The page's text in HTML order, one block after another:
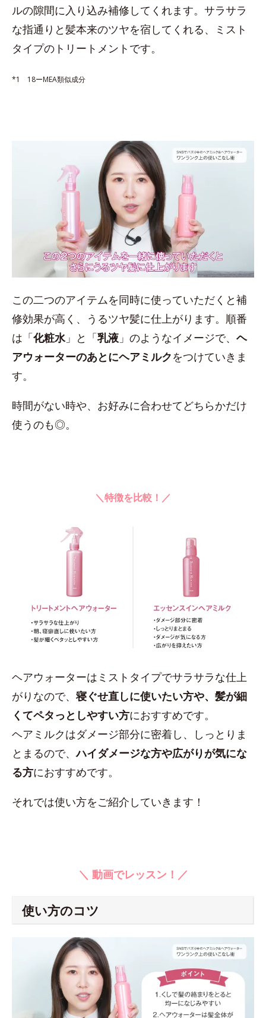
ルの隙間に入り込み補修してくれます。サラサラ
な指通りと髪本来のツヤを宿してくれる、ミスト
タイプのトリートメントです。
*1 18ーMEA類似成分
この二つのアイテムを同時に使っていただくと補
修効果が高く、うるツヤ髪に仕上がります。順番
は「化粧水」と「乳液 」のようなイメージで、 ヘ
アウォーターのあとにヘアミルクをつけていきま
す。
時間がない時や、お好みに合わせてどちらかだけ
使うのも◎。
＼特徴を比較！／
ヘアウォーターはミストタイプでサラサラな仕上
がりなので、寝ぐせ直しに使いたい方や、髪が細
くてペタっとしやすい方におすすめです。
ヘアミルクはダメージ部分に密着し、しっとりま
とまるので、ハイダメージな方や広がりが気にな
る方におすすめです。
それでは使い方をご紹介していきます！
＼ 動画でレッスン！／
使い方のコツ